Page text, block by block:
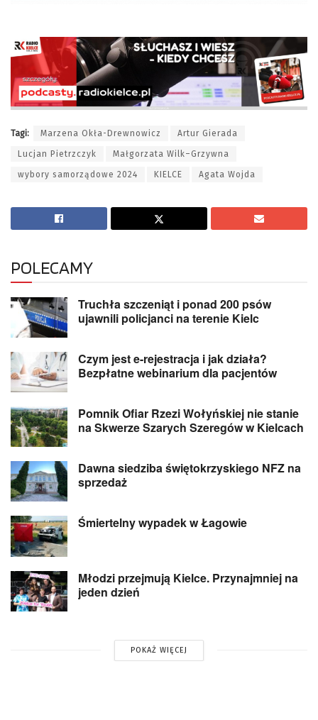
Tagi: Marzena Okła-Drewnowicz Artur Gierada
Lucjan Pietrzczyk Małgorzata Wilk–Grzywna
wybory samorządowe 2024 KIELCE Agata Wojda
POLECAMY
Truchła szczeniąt i ponad 200 psów
ujawnili policjanci na terenie Kielc
Czym jest e-rejestracja i jak działa?
Bezpłatne webinarium dla pacjentów
Pomnik Ofiar Rzezi Wołyńskiej nie stanie
na Skwerze Szarych Szeregów w Kielcach
Dawna siedziba świętokrzyskiego NFZ na
sprzedaż
Śmiertelny wypadek w Łagowie
Młodzi przejmują Kielce. Przynajmniej na
jeden dzień
POKAŻ WIĘCEJ